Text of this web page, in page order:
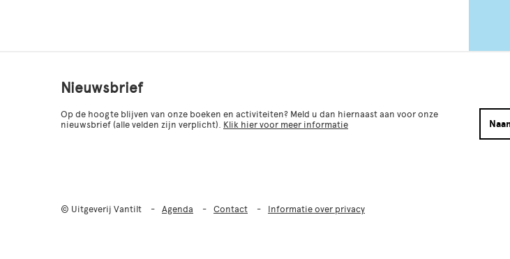
Nieuwsbrief
Op de hoogte blijven van onze boeken en activiteiten? Meld u dan hiernaast aan voor onze
nieuwsbrief (alle velden zijn verplicht). Klik hier voor meer informatie
© Uitgeverij Vantilt Agenda Contact Informatie over privacy